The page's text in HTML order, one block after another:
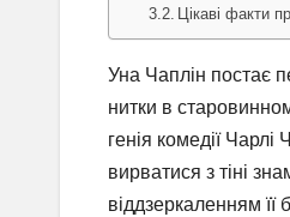
Цікаві факти
Уна Чаплін постає
нитки в
генія комедії
вирватися з тіні
віддзеркаленням її